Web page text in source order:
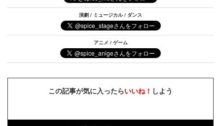
演劇 / ミュージカル / ダンス
アニメ / ゲーム
この記事が気に入ったらいいね！ しよう